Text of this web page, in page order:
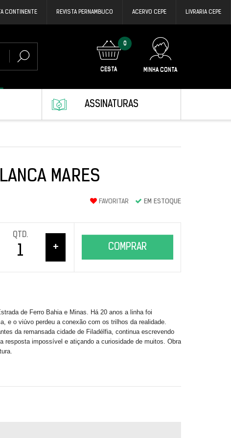
CONTINENTE REVISTA PERNAMBUCO ACERVO CEPE LIVRARIA CEPE
0
CESTA MINHA CONTA
ASSINATURAS
MARES
FAVORITAR EM ESTOQUE
QTD.
+ COMPRAR
de Ferro Bahia e Minas. Há 20 anos a linha foi
e o viúvo perdeu a conexão com os trilhos da realidade.
da remansada cidade de Filadélfia, continua escrevendo
resposta impossível e atiçando a curiosidade de muitos. Obra